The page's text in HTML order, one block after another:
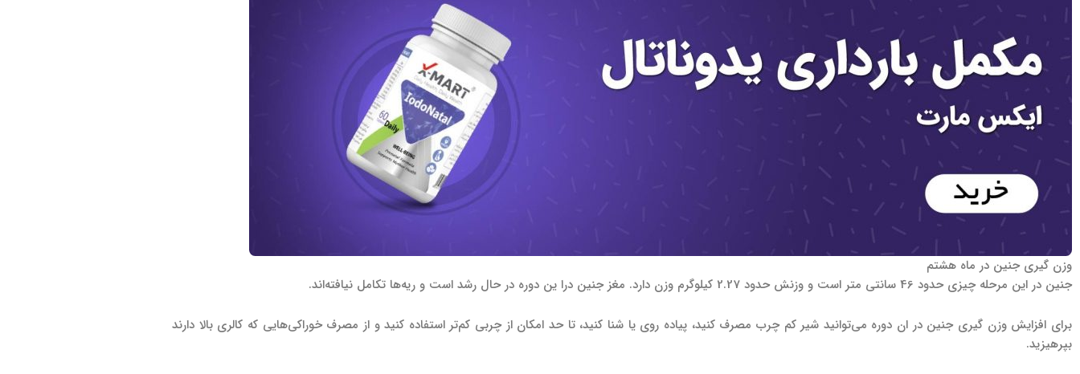
وزن گیری جنین در ماه هشتم
جنین در این مرحله چیزی حدود 46 سانتی متر است و وزنش حدود 2.27 کیلوگرم وزن دارد. مغز جنین درا ین دوره در حال رشد است و ریه‌ها تکامل نیافته‌اند.
برای افزایش وزن گیری جنین در ان دوره می‌توانید شیر کم چرب مصرف کنید، پیاده روی یا شنا کنید، تا حد امکان از چربی کم‌تر استفاده کنید و از مصرف خوراکی‌هایی که کالری بالا دارند
بپرهیزید.